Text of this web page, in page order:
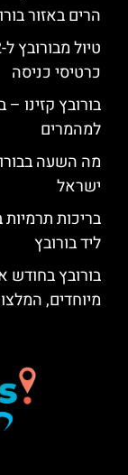
הרים באזור
כרטיסי כניסה
בורובץ קזינו –
למהמרים
מה השעה
ישראל
ליד בורובץ
בורובץ בחודש
מיוחדים,